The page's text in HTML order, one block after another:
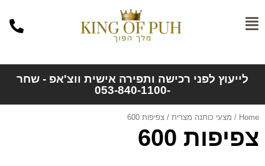
לייעוץ לפני רכישה ותפירה אישית ווצ'אפ - שחר
-053-840-1100
Home
/ מצעי כותנה מצרית / צפיפות 600
צפיפות 600